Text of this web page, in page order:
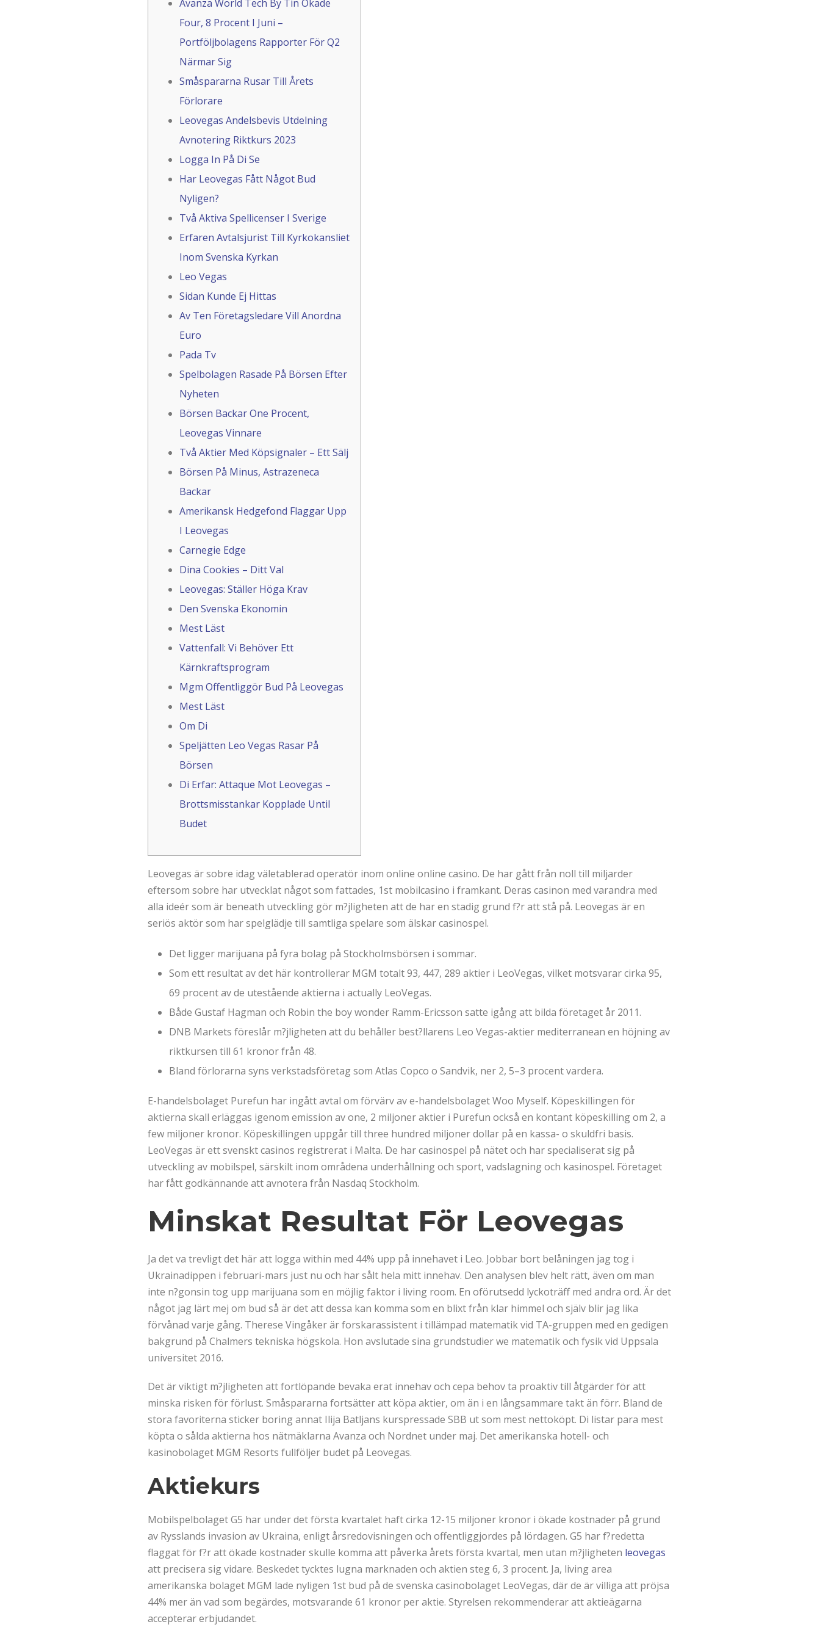
Avanza World Tech By Tin Ökade
Four, 8 Procent I Juni –
Portföljbolagens Rapporter För Q2
Närmar Sig
Småspararna Rusar Till Årets
Förlorare
Leovegas Andelsbevis Utdelning
Avnotering Riktkurs 2023
Logga In På Di Se
Har Leovegas Fått Något Bud
Nyligen?
Två Aktiva Spellicenser I Sverige
Erfaren Avtalsjurist Till Kyrkokansliet
Inom Svenska Kyrkan
Leo Vegas
Sidan Kunde Ej Hittas
Av Ten Företagsledare Vill Anordna
Euro
Pada Tv
Spelbolagen Rasade På Börsen Efter
Nyheten
Börsen Backar One Procent,
Leovegas Vinnare
Två Aktier Med Köpsignaler – Ett Sälj
Börsen På Minus, Astrazeneca
Backar
Amerikansk Hedgefond Flaggar Upp
I Leovegas
Carnegie Edge
Dina Cookies – Ditt Val
Leovegas: Ställer Höga Krav
Den Svenska Ekonomin
Mest Läst
Vattenfall: Vi Behöver Ett
Kärnkraftsprogram
Mgm Offentliggör Bud På Leovegas
Mest Läst
Om Di
Speljätten Leo Vegas Rasar På
Börsen
Di Erfar: Attaque Mot Leovegas –
Brottsmisstankar Kopplade Until
Budet
Leovegas är sobre idag väletablerad operatör inom online online casino. De har gått från noll till miljarder
eftersom sobre har utvecklat något som fattades, 1st mobilcasino i framkant. Deras casinon med varandra med
alla ideér som är beneath utveckling gör m?jligheten att de har en stadig grund f?r att stå på. Leovegas är en
seriös aktör som har spelglädje till samtliga spelare som älskar casinospel.
Det ligger marijuana på fyra bolag på Stockholmsbörsen i sommar.
Som ett resultat av det här kontrollerar MGM totalt 93, 447, 289 aktier i LeoVegas, vilket motsvarar cirka 95,
69 procent av de utestående aktierna i actually LeoVegas.
Både Gustaf Hagman och Robin the boy wonder Ramm-Ericsson satte igång att bilda företaget år 2011.
DNB Markets föreslår m?jligheten att du behåller best?llarens Leo Vegas-aktier mediterranean en höjning av
riktkursen till 61 kronor från 48.
Bland förlorarna syns verkstadsföretag som Atlas Copco o Sandvik, ner 2, 5–3 procent vardera.
E-handelsbolaget Purefun har ingått avtal om förvärv av e-handelsbolaget Woo Myself. Köpeskillingen för
aktierna skall erläggas igenom emission av one, 2 miljoner aktier i Purefun också en kontant köpeskilling om 2, a
few miljoner kronor. Köpeskillingen uppgår till three hundred miljoner dollar på en kassa- o skuldfri basis.
LeoVegas är ett svenskt casinos registrerat i Malta. De har casinospel på nätet och har specialiserat sig på
utveckling av mobilspel, särskilt inom områdena underhållning och sport, vadslagning och kasinospel. Företaget
har fått godkännande att avnotera från Nasdaq Stockholm.
Minskat Resultat För Leovegas
Ja det va trevligt det här att logga within med 44% upp på innehavet i Leo. Jobbar bort belåningen jag tog i
Ukrainadippen i februari-mars just nu och har sålt hela mitt innehav. Den analysen blev helt rätt, även om man
inte n?gonsin tog upp marijuana som en möjlig faktor i living room. En oförutsedd lyckoträff med andra ord. Är det
något jag lärt mej om bud så är det att dessa kan komma som en blixt från klar himmel och själv blir jag lika
förvånad varje gång. Therese Vingåker är forskarassistent i tillämpad matematik vid TA-gruppen med en gedigen
bakgrund på Chalmers tekniska högskola. Hon avslutade sina grundstudier we matematik och fysik vid Uppsala
universitet 2016.
Det är viktigt m?jligheten att fortlöpande bevaka erat innehav och cepa behov ta proaktiv till åtgärder för att
minska risken för förlust. Småspararna fortsätter att köpa aktier, om än i en långsammare takt än förr. Bland de
stora favoriterna sticker boring annat Ilija Batljans kurspressade SBB ut som mest nettoköpt. Di listar para mest
köpta o sålda aktierna hos nätmäklarna Avanza och Nordnet under maj. Det amerikanska hotell- och
kasinobolaget MGM Resorts fullföljer budet på Leovegas.
Aktiekurs
Mobilspelbolaget G5 har under det första kvartalet haft cirka 12-15 miljoner kronor i ökade kostnader på grund
av Rysslands invasion av Ukraina, enligt årsredovisningen och offentliggjordes på lördagen. G5 har f?redetta
flaggat för f?r att ökade kostnader skulle komma att påverka årets första kvartal, men utan m?jligheten leovegas
att precisera sig vidare. Beskedet tycktes lugna marknaden och aktien steg 6, 3 procent. Ja, living area
amerikanska bolaget MGM lade nyligen 1st bud på de svenska casinobolaget LeoVegas, där de är villiga att pröjsa
44% mer än vad som begärdes, motsvarande 61 kronor per aktie. Styrelsen rekommenderar att aktieägarna
accepterar erbjudandet.